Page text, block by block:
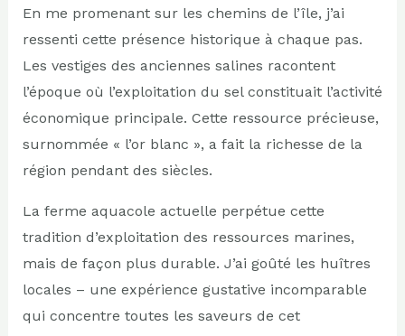
En me promenant sur les chemins de l’île, j’ai
ressenti cette présence historique à chaque pas.
Les vestiges des anciennes salines racontent
l’époque où l’exploitation du sel constituait l’activité
économique principale. Cette ressource précieuse,
surnommée « l’or blanc », a fait la richesse de la
région pendant des siècles.
La ferme aquacole actuelle perpétue cette
tradition d’exploitation des ressources marines,
mais de façon plus durable. J’ai goûté les huîtres
locales – une expérience gustative incomparable
qui concentre toutes les saveurs de cet